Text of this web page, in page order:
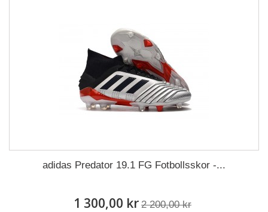
adidas Predator 19.1 FG Fotbollsskor -...
1 300,00 kr 2 200,00 kr